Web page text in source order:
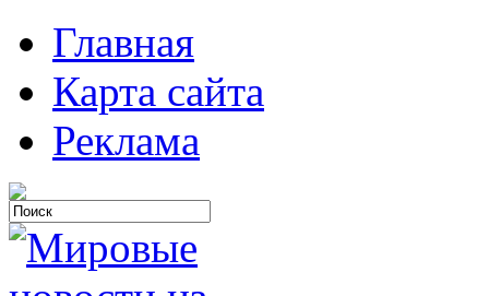
Главная
Карта сайта
Реклама